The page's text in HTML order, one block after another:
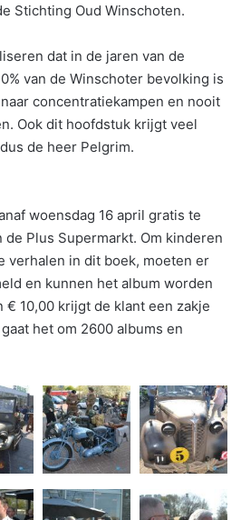
Stichting Oud Winschoten.
dat in de jaren van de
van de Winschoter bevolking is
concentratiekampen en nooit
Ook dit hoofdstuk krijgt veel
de heer Pelgrim.
woensdag 16 april gratis te
Plus Supermarkt. Om kinderen
verhalen in dit boek, moeten er
en kunnen het album worden
€ 10,00 krijgt de klant een zakje
het om 2600 albums en